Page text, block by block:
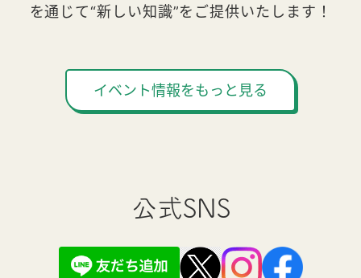
を通じて“新しい知識”をご提供いたします！
イベント情報をもっと見る
公式SNS